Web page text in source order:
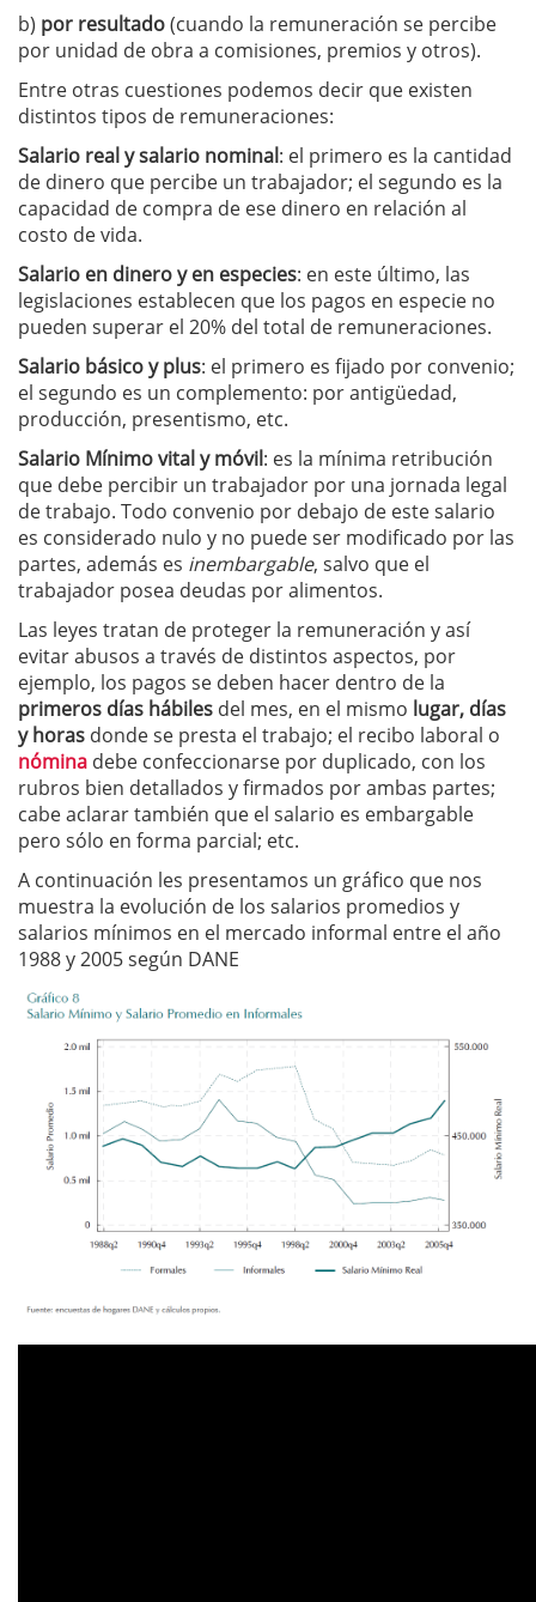
b) por resultado(cuando la remuneración se percibe
por unidad de obra a comisiones, premios y otros).
Entre otras cuestiones podemos decir que existen
distintos tipos de remuneraciones:
Salario real y salario nominal: el primero es la cantidad
de dinero que percibe un trabajador; el segundo es la
capacidad de compra de ese dinero en relación al
costo de vida.
Salario en dinero y en especies: en este último, las
legislaciones establecen que los pagos en especie no
pueden superar el 20% del total de remuneraciones.
Salario básico y plus: el primero es fijado por convenio;
el segundo es un complemento: por antigüedad,
producción, presentismo, etc.
Salario Mínimo vital y móvil: es la mínima retribución
que debe percibir un trabajador por una jornada legal
de trabajo. Todo convenio por debajo de este salario
es considerado nulo y no puede ser modificado por las
partes, además es inembargable, salvo que el
trabajador posea deudas por alimentos.
Las leyes tratan de proteger la remuneración y así
evitar abusos a través de distintos aspectos, por
ejemplo, los pagos se deben hacer dentro de la
primeros días hábiles del mes, en el mismo lugar, días
y horas donde se presta el trabajo; el recibo laboral o
nómina debe confeccionarse por duplicado, con los
rubros bien detallados y firmados por ambas partes;
cabe aclarar también que el salario es embargable
pero sólo en forma parcial; etc.
A continuación les presentamos un gráfico que nos
muestra la evolución de los salarios promedios y
salarios mínimos en el mercado informal entre el año
1988 y 2005 según DANE